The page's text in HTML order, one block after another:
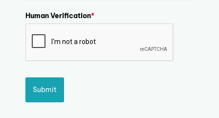
Human Verification*
Submit